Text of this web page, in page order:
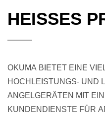
HEISSES
OKUMA BIETET EINE
HOCHLEISTUNGS- UND
ANGELGERÄTEN MIT
KUNDENDIENSTE FÜR